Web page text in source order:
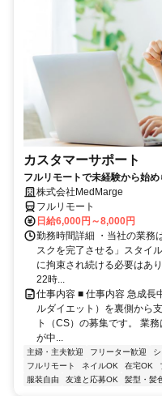
カスタマーサポート
フルリモートで未経験から始
株式会社MedMarge
フルリモート
日給6,000円～8,000円
勤務時間詳細 ・当社の業務
スクを完了させる」スタイ
に拘束され続ける必要はあ
22時...
仕事内容 ■ 仕事内容 急成長
ルダイエット）を裏側から
ト（CS）の募集です。 業
が中...
主婦・主夫歓迎 フリーター歓迎
フルリモート
ネイルOK 在宅OK
服装自由
友達と応募OK 髪型・髪